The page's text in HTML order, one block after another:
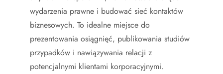
wydarzenia prawne i budować sieć kontaktów
biznesowych. To idealne miejsce do
prezentowania osiągnięć, publikowania studiów
przypadków i nawiązywania relacji z
potencjalnymi klientami korporacyjnymi.